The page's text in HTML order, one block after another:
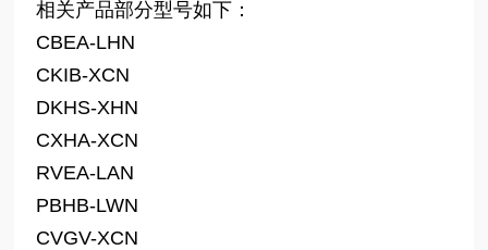
相关产品部分型号如下：
CBEA-LHN
CKIB-XCN
DKHS-XHN
CXHA-XCN
RVEA-LAN
PBHB-LWN
CVGV-XCN